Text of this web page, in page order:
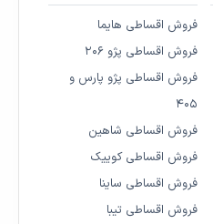
فروش اقساطی هایما
فروش اقساطی پژو ۲۰۶
فروش اقساطی پژو پارس و
۴۰۵
فروش اقساطی شاهین
فروش اقساطی کوییک
فروش اقساطی ساینا
فروش اقساطی تیبا